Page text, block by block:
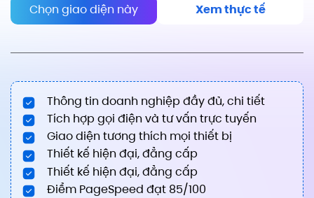
Chọn giao diện này Xem thực tế
Thông tin doanh nghiệp đầy đủ, chi tiết
Tích hợp gọi điện và tư vấn trực tuyến
Giao diện tương thích mọi thiết bị
Thiết kế hiện đại, đẳng cấp
Thiết kế hiện đại, đẳng cấp
Điểm PageSpeed đạt 85/100